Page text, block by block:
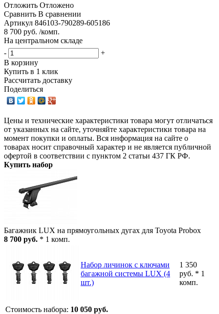
Отложить Отложено
Сравнить В сравнении
Артикул 846103-790289-605186
8 700 руб. /комп.
На центральном складе
-
+
В корзину
Купить в 1 клик
Рассчитать доставку
Поделиться
Цены и технические характеристики товара могут отличаться
от указанных на сайте, уточняйте характеристики товара на
момент покупки и оплаты. Вся информация на сайте о
товарах носит справочный характер и не является публичной
офертой в соответствии с пунктом 2 статьи 437 ГК РФ.
Купить набор
Багажник LUX на прямоугольных дугах для Toyota Probox
8 700 руб. * 1 комп.
Набор личинок с ключами
багажной системы LUX (4
шт.)
1 350
руб. * 1
комп.
Стоимость набора: 10 050 руб.